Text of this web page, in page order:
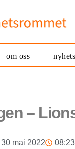
om oss
–
30 mai 2022 08:23